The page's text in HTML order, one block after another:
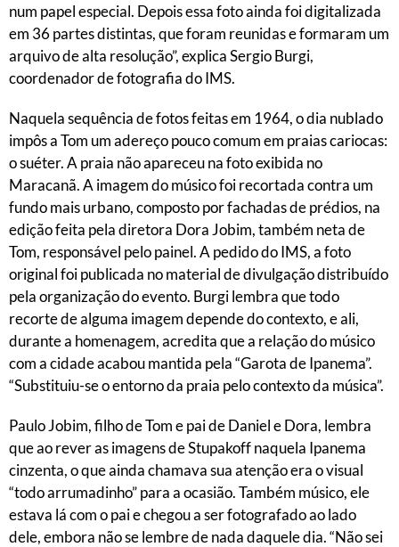
num papel especial. Depois essa foto ainda foi digitalizada
em 36 partes distintas, que foram reunidas e formaram um
arquivo de alta resolução”, explica Sergio Burgi,
coordenador de fotografia do IMS.
Naquela sequência de fotos feitas em 1964, o dia nublado
impôs a Tom um adereço pouco comum em praias cariocas:
o suéter. A praia não apareceu na foto exibida no
Maracanã. A imagem do músico foi recortada contra um
fundo mais urbano, composto por fachadas de prédios, na
edição feita pela diretora Dora Jobim, também neta de
Tom, responsável pelo painel. A pedido do IMS, a foto
original foi publicada no material de divulgação distribuído
pela organização do evento. Burgi lembra que todo
recorte de alguma imagem depende do contexto, e ali,
durante a homenagem, acredita que a relação do músico
com a cidade acabou mantida pela “Garota de Ipanema”.
“Substituiu-se o entorno da praia pelo contexto da música”.
Paulo Jobim, filho de Tom e pai de Daniel e Dora, lembra
que ao rever as imagens de Stupakoff naquela Ipanema
cinzenta, o que ainda chamava sua atenção era o visual
“todo arrumadinho” para a ocasião. Também músico, ele
estava lá com o pai e chegou a ser fotografado ao lado
dele, embora não se lembre de nada daquele dia. “Não sei